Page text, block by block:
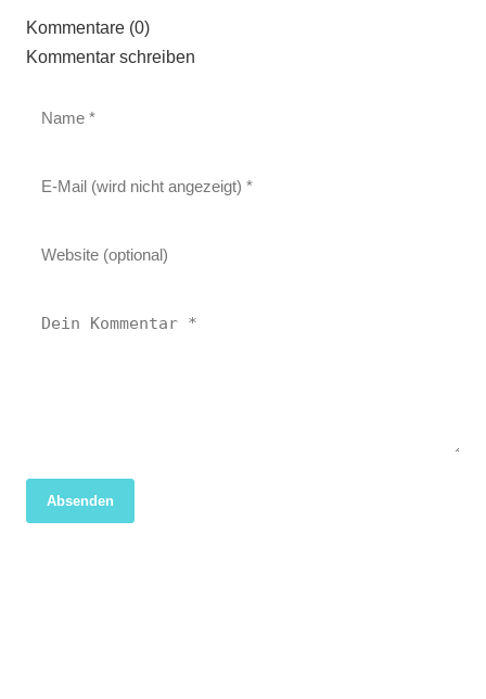
Kommentare (0)
Kommentar schreiben
Absenden